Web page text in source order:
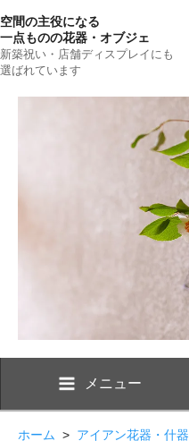
空間の主役になる
一点ものの花器・オブジェ
新築祝い・店舗ディスプレイにも
選ばれています
メニュー
ホーム > アイアン花器・什器